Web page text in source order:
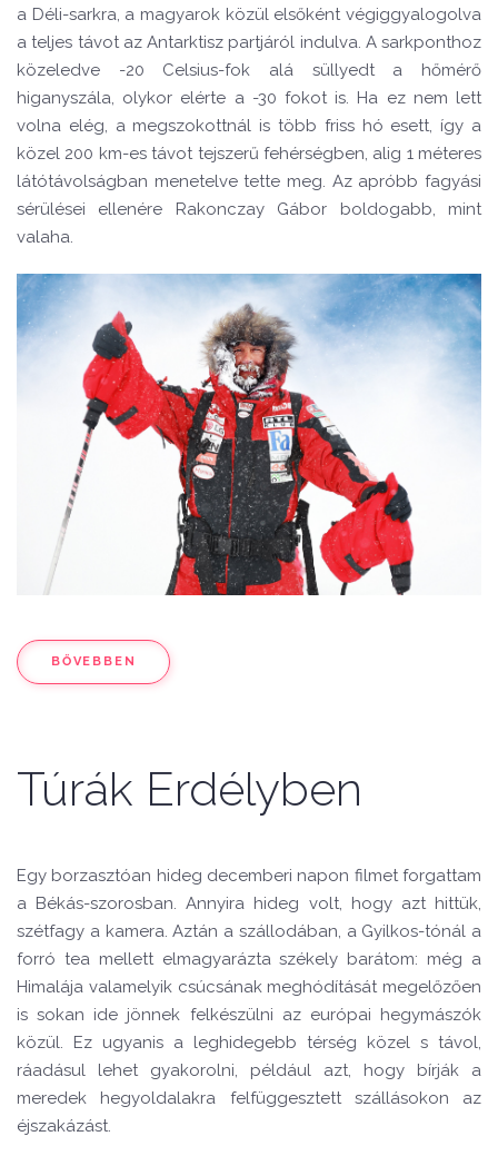
a Déli-sarkra, a magyarok közül elsőként végiggyalogolva
a teljes távot az Antarktisz partjáról indulva. A sarkponthoz
közeledve -20 Celsius-fok alá süllyedt a hőmérő
higanyszála, olykor elérte a -30 fokot is. Ha ez nem lett
volna elég, a megszokottnál is több friss hó esett, így a
közel 200 km-es távot tejszerű fehérségben, alig 1 méteres
látótávolságban menetelve tette meg. Az apróbb fagyási
sérülései ellenére Rakonczay Gábor boldogabb, mint
valaha.
BŐVEBBEN
Túrák Erdélyben
Egy borzasztóan hideg decemberi napon filmet forgattam
a Békás-szorosban. Annyira hideg volt, hogy azt hittük,
szétfagy a kamera. Aztán a szállodában, a Gyilkos-tónál a
forró tea mellett elmagyarázta székely barátom: még a
Himalája valamelyik csúcsának meghódítását megelőzően
is sokan ide jönnek felkészülni az európai hegymászók
közül. Ez ugyanis a leghidegebb térség közel s távol,
ráadásul lehet gyakorolni, például azt, hogy bírják a
meredek hegyoldalakra felfüggesztett szállásokon az
éjszakázást.